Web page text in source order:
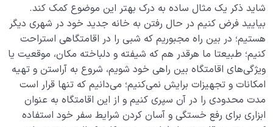
شاید ذکر یک مثال ساده به درک بهتر این موضوع کمک کند.
بیایید فرض کنیم در حال رفتن به خانه جدید خود در شهری دیگر
هستیم؛ در بین راه مجبوریم که شبی را در اقامتگاهی استراحت
کنیم؛ طبیعتا ما هرقدر هم که شیفته و دلباخته مکان، موقعیت یا
ویژگی‌های اقامتگاه بین راهی خود شویم، شروع به آراستن و تهیه
امکانات و تجهیزات برایش نمی‌کنیم؛ می‌دانیم که تنها قرار است
مدت محدودی را در آن سپری کنیم و از این اقامتگاه به عنوان
ابزاری برای رفع خستگی و آسان کردن شرایط سفر خود استفاده